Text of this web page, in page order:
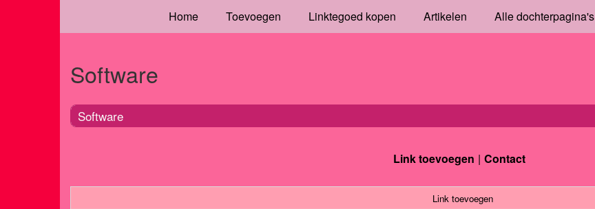
Home Toevoegen Linktegoed kopen Artikelen Alle dochterpagina's
Software
Software
Link toevoegen Contact
Link toevoegen